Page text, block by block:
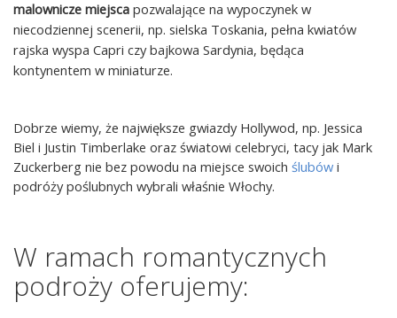
malownicze miejsca pozwalające na wypoczynek w
niecodziennej scenerii, np. sielska Toskania, pełna kwiatów
rajska wyspa Capri czy bajkowa Sardynia, będąca
kontynentem w miniaturze.
Dobrze wiemy, że największe gwiazdy Hollywod, np. Jessica
Biel i Justin Timberlake oraz światowi celebryci, tacy jak Mark
Zuckerberg nie bez powodu na miejsce swoich ślubów i
podróży poślubnych wybrali właśnie Włochy.
W ramach romantycznych
podroży oferujemy: